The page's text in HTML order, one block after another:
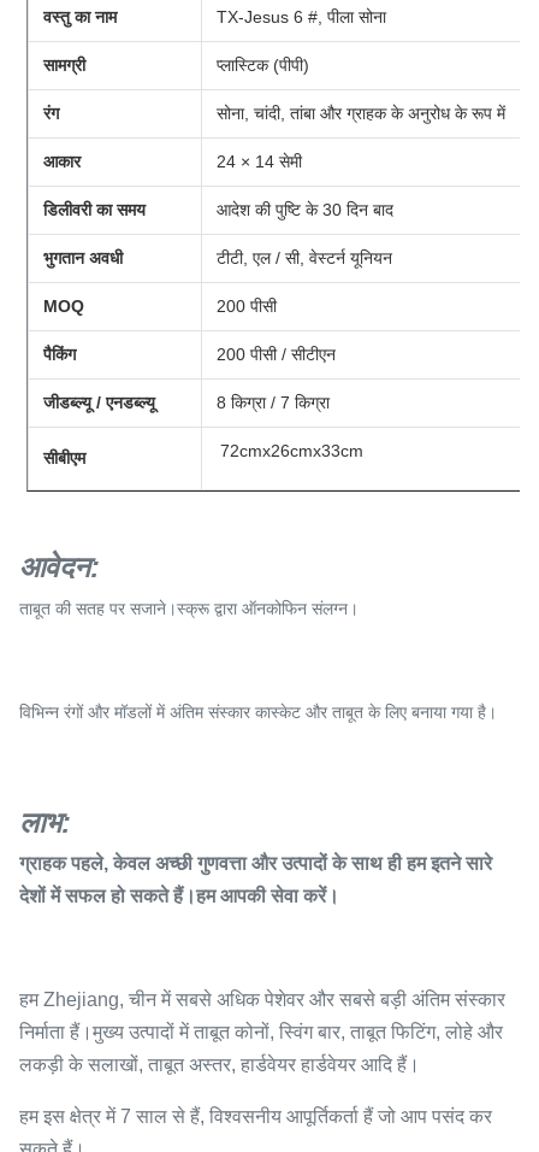
वस्तु का नाम TX-Jesus 6 #, पीला सोना
सामग्री प्लास्टिक (पीपी)
रंग सोना, चांदी, तांबा और ग्राहक के अनुरोध के रूप में
आकार 24 × 14 सेमी
डिलीवरी का समय आदेश की पुष्टि के 30 दिन बाद
भुगतान अवधी टीटी, एल / सी, वेस्टर्न यूनियन
MOQ 200 पीसी
पैकिंग 200 पीसी / सीटीएन
जीडब्ल्यू / एनडब्ल्यू 8 किग्रा / 7 किग्रा
सीबीएम 72cmx26cmx33cm
आवेदन:
ताबूत की सतह पर सजाने।स्क्रू द्वारा ऑनकोफिन संलग्न।
विभिन्न रंगों और मॉडलों में अंतिम संस्कार कास्केट और ताबूत के लिए बनाया गया है।
लाभ:
ग्राहक पहले, केवल अच्छी गुणवत्ता और उत्पादों के साथ ही हम इतने सारे
देशों में सफल हो सकते हैं।हम आपकी सेवा करें।
हम Zhejiang, चीन में सबसे अधिक पेशेवर और सबसे बड़ी अंतिम संस्कार
निर्माता हैं।मुख्य उत्पादों में ताबूत कोनों, स्विंग बार, ताबूत फिटिंग, लोहे और
लकड़ी के सलाखों, ताबूत अस्तर, हार्डवेयर हार्डवेयर आदि हैं।
हम इस क्षेत्र में 7 साल से हैं, विश्वसनीय आपूर्तिकर्ता हैं जो आप पसंद कर